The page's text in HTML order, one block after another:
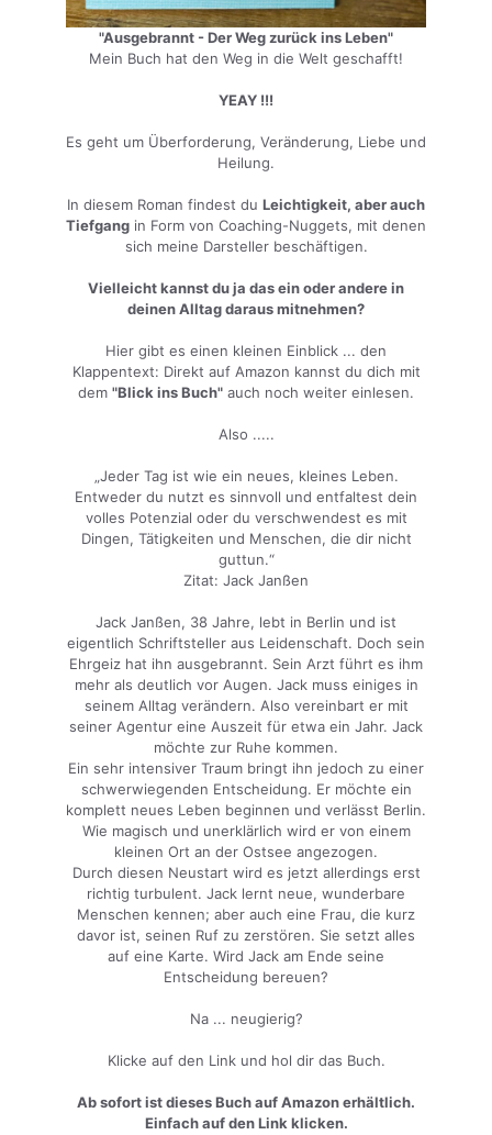
"Ausgebrannt - Der Weg zurück ins Leben"
Mein Buch hat den Weg in die Welt geschafft!
YEAY !!!
Es geht um Überforderung, Veränderung, Liebe und
Heilung.
In diesem Roman findest du Leichtigkeit, aber auch
Tiefgang in Form von Coaching-Nuggets, mit denen
sich meine Darsteller beschäftigen.
Vielleicht kannst du ja das ein oder andere in
deinen Alltag daraus mitnehmen?
Hier gibt es einen kleinen Einblick ... den
Klappentext: Direkt auf Amazon kannst du dich mit
dem "Blick ins Buch" auch noch weiter einlesen.
Also .....
„Jeder Tag ist wie ein neues, kleines Leben.
Entweder du nutzt es sinnvoll und entfaltest dein
volles Potenzial oder du verschwendest es mit
Dingen, Tätigkeiten und Menschen, die dir nicht
guttun.“
Zitat: Jack Janßen
Jack Janßen, 38 Jahre, lebt in Berlin und ist
eigentlich Schriftsteller aus Leidenschaft. Doch sein
Ehrgeiz hat ihn ausgebrannt. Sein Arzt führt es ihm
mehr als deutlich vor Augen. Jack muss einiges in
seinem Alltag verändern. Also vereinbart er mit
seiner Agentur eine Auszeit für etwa ein Jahr. Jack
möchte zur Ruhe kommen.
Ein sehr intensiver Traum bringt ihn jedoch zu einer
schwerwiegenden Entscheidung. Er möchte ein
komplett neues Leben beginnen und verlässt Berlin.
Wie magisch und unerklärlich wird er von einem
kleinen Ort an der Ostsee angezogen.
Durch diesen Neustart wird es jetzt allerdings erst
richtig turbulent. Jack lernt neue, wunderbare
Menschen kennen; aber auch eine Frau, die kurz
davor ist, seinen Ruf zu zerstören. Sie setzt alles
auf eine Karte. Wird Jack am Ende seine
Entscheidung bereuen?
Na ... neugierig?
Klicke auf den Link und hol dir das Buch.
Ab sofort ist dieses Buch auf Amazon erhältlich.
Einfach auf den Link klicken.